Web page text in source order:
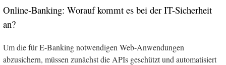
Online-Banking: Worauf kommt es bei der IT-Sicherheit
an?
Um die für E-Banking notwendigen Web-Anwendungen
abzusichern, müssen zunächst die APIs geschützt und automatisiert